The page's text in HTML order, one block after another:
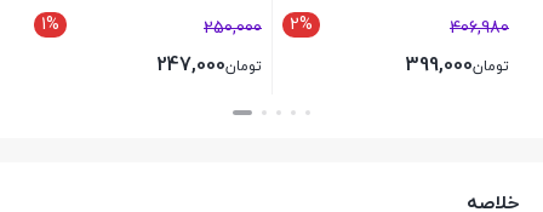
2% 406,980
تومان399,000
1% 250,000
تومان247,000
خلاصه